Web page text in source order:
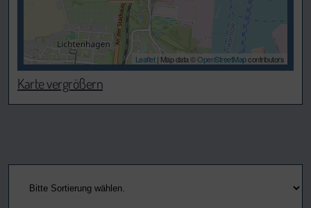
Leaflet| Map data ©OpenStreetMapcontributors
Karte vergrößern